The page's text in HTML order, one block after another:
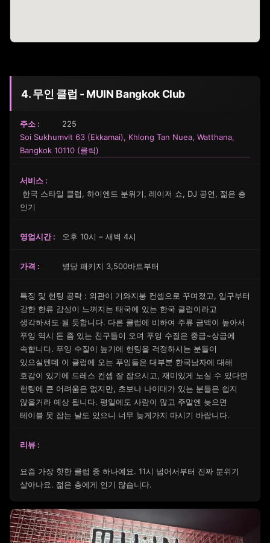
4. 무인 클럽 - MUIN Bangkok Club
주소 :
225
Soi Sukhumvit 63 (Ekkamai), Khlong Tan Nuea, Watthana,
Bangkok 10110 (클릭)
서비스 :
한국 스타일 클럽, 하이엔드 분위기, 레이저 쇼, DJ 공연, 젊은 층
인기
영업시간 : 오후 10시 – 새벽 4시
가격 : 병당 패키지 3,500바트부터
특징 및 헌팅 공략 : 외관이 기와지붕 컨셉으로 꾸며졌고, 입구부터
강한 한류 감성이 느껴지는 태국에 있는 한국 클럽이라고
생각하셔도 될 듯합니다. 다른 클럽에 비하여 주류 금액이 높아서
푸잉 역시 돈 좀 있는 친구들이 오며 푸잉 수질은 중급~상급에
속합니다. 푸잉 수질이 높기에 헌팅을 걱정하시는 분들이
있으실텐데 이 클럽에 오는 푸잉들은 대부분 한국남자에 대해
호감이 있기에 드레스 컨셉 잘 잡으시고, 재미있게 노실 수 있다면
헌팅에 큰 어려움은 없지만, 초보나 나이대가 있는 분들은 쉽지
않을거라 예상 됩니다. 평일에도 사람이 많고 주말엔 늦으면
테이블 못 잡는 날도 있으니 너무 늦게가지 마시기 바랍니다.
리뷰 :
요즘 가장 핫한 클럽 중 하나예요. 11시 넘어서부터 진짜 분위기
살아나요. 젊은 층에게 인기 많습니다.